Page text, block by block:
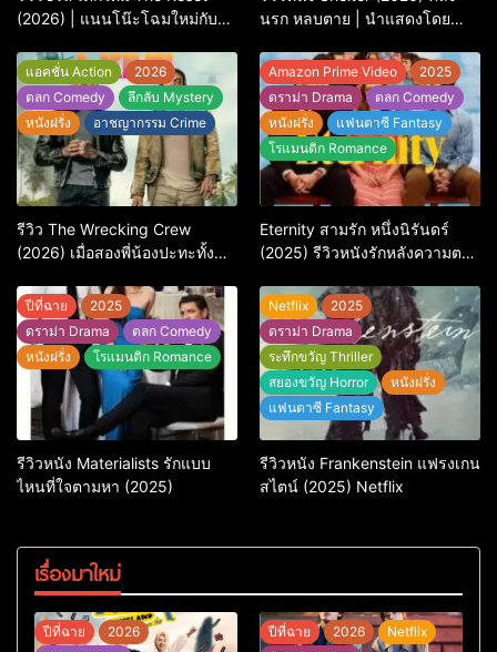
(2026) | แนนโน๊ะโฉมใหม่กับ
นรก หลบตาย | นำแสดงโดย
แอคชั่น Action
2026
ตลก Comedy
ลึกลับ Mystery
หนังฝรั่ง
อาชญากรรม Crime
รีวิว The Wrecking Crew
(2026) เมื่อสองพี่น้องปะทะทั้ง
สุดบู๊
Amazon Prime Video
2025
ดราม่า Drama
ตลก Comedy
หนังฝรั่ง
แฟนตาซี Fantasy
โรแมนติก Romance
Eternity สามรัก หนึ่งนิรันดร์
(2025) รีวิวหนังรักหลังความตาย
รันดร์
ปีที่ฉาย
2025
ดราม่า Drama
ตลก Comedy
หนังฝรั่ง
โรแมนติก Romance
รีวิวหนัง Materialists รักแบบ
ไหนที่ใจตามหา (2025)
Netflix
2025
ดราม่า Drama
ระทึกขวัญ Thriller
สยองขวัญ Horror
หนังฝรั่ง
แฟนตาซี Fantasy
รีวิวหนัง Frankenstein แฟรงเกน
สไตน์ (2025) Netflix
เรื่องมาใหม่
ปีที่ฉาย
2026
ปีที่ฉาย 2026
Netflix